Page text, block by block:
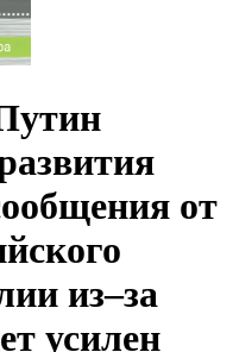
от
из–за
усилен